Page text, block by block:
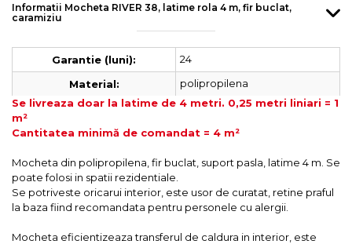
Informatii Mocheta RIVER 38, latime rola 4 m, fir buclat,
caramiziu
Garantie (luni):
24
Material:
polipropilena
Se livreaza doar la latime de 4 metri. 0,25 metri liniari = 1
m²
Cantitatea minimă de comandat = 4 m²
Mocheta din polipropilena, fir buclat, suport pasla, latime 4 m. Se
poate folosi in spatii rezidentiale.
Se potriveste oricarui interior, este usor de curatat, retine praful
la baza fiind recomandata pentru personele cu alergii.
Mocheta eficientizeaza transferul de caldura in interior, este